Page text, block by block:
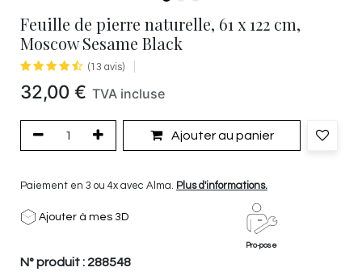
Feuille de pierre naturelle, 61 x 122 cm,
Moscow Sesame Black
(13 avis)
32,00 € TVA incluse
Ajouter au panier
Paiement en 3 ou 4x avec Alma. Plus d'informations.
Ajouter à mes 3D
Pro-pose
N° produit : 288548